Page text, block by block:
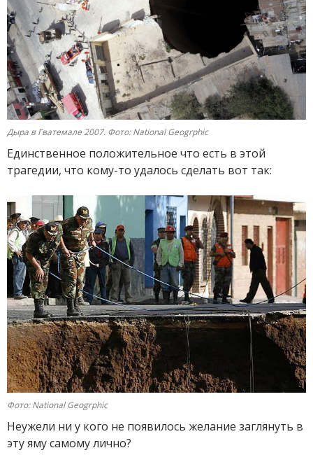
Дыра в Гватемале 2007. Фото: National Geogrphic
Единственное положительное что есть в этой
трагедии, что кому-то удалось сделать вот так:
Фото: National Geogrphic
Неужели ни у кого не появилось желание заглянуть в
эту яму самому лично?